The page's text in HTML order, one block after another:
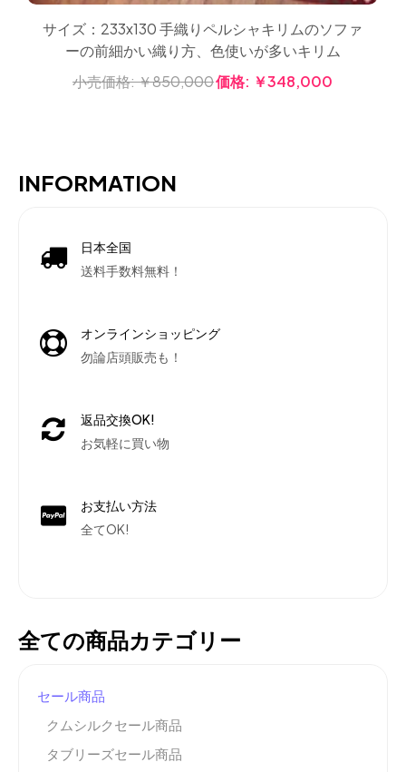
サイズ：233x130 手織りペルシャキリムのソファ
ーの前細かい織り方、色使いが多いキリム
小売価格:￥850,000価格: ￥348,000
INFORMATION
日本全国
送料手数料無料！
オンラインショッピング
勿論店頭販売も！
返品交換OK!
お気軽に買い物
お支払い方法
全てOK!
全ての商品カテゴリー
セール商品
クムシルクセール商品
タブリーズセール商品